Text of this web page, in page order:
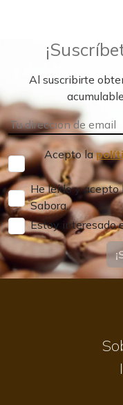
Al suscribirte
Acepto la
He leído y
Sabora.
Estoy interesado